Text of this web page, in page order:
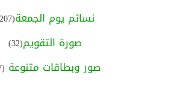
نسائم يوم الجمعة(207)
صورة التقويم(32)
صور وبطاقات متنوعة (27)